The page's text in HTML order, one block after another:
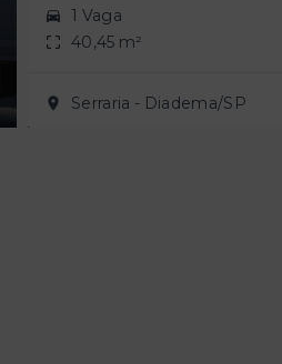
1 Vaga
40,45 m²
Serraria - Diadema/SP